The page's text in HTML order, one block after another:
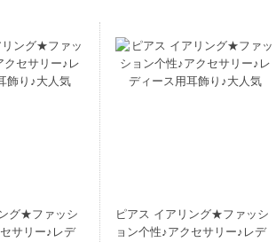
グ★ファッシ
サリー♪レデ
ピアス イアリング★ファッシ
ョン个性♪アクセサリー♪レデ